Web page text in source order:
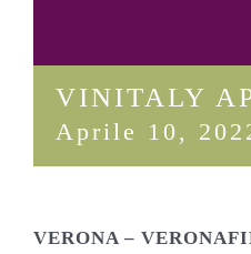
VINITALY
Aprile 10,
VERONA –